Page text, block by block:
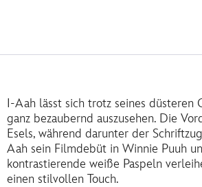
I-Aah lässt sich trotz seines düsteren
ganz bezaubernd auszusehen. Die
Esels, während darunter der
Aah sein Filmdebüt in Winnie Puuh
kontrastierende weiße Paspeln
einen stilvollen Touch.